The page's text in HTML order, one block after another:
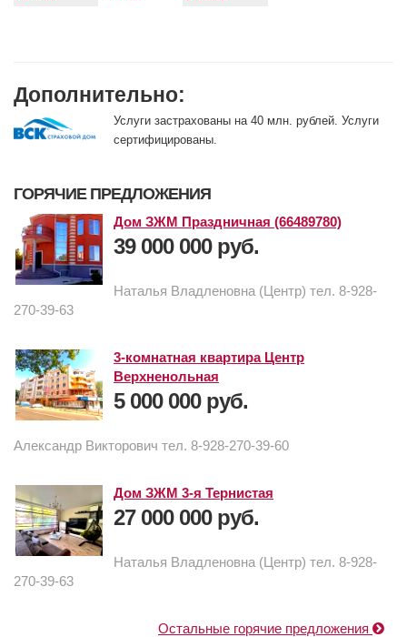
Дополнительно:
Услуги застрахованы на 40 млн. рублей. Услуги
сертифицированы.
ГОРЯЧИЕ ПРЕДЛОЖЕНИЯ
Дом ЗЖМ Праздничная (66489780)
39 000 000 руб.
Наталья Владленовна (Центр) тел. 8-928-
270-39-63
3-комнатная квартира Центр
Верхненольная
5 000 000 руб.
Александр Викторович тел. 8-928-270-39-60
Дом ЗЖМ 3-я Тернистая
27 000 000 руб.
Наталья Владленовна (Центр) тел. 8-928-
270-39-63
Остальные горячие предложения